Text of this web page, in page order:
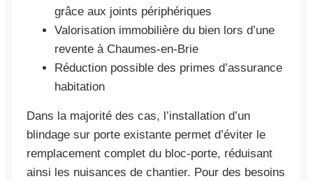
grâce aux joints périphériques
Valorisation immobilière du bien lors d’une
revente à Chaumes-en-Brie
Réduction possible des primes d’assurance
habitation
Dans la majorité des cas, l’installation d’un
blindage sur porte existante permet d’éviter le
remplacement complet du bloc-porte, réduisant
ainsi les nuisances de chantier. Pour des besoins